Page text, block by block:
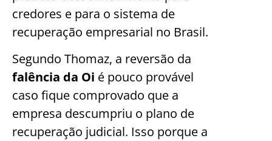
credores e para o sistema de
recuperação empresarial no Brasil.
Segundo Thomaz, a reversão da
falência da Oi é pouco provável
caso fique comprovado que a
empresa descumpriu o plano de
recuperação judicial. Isso porque a